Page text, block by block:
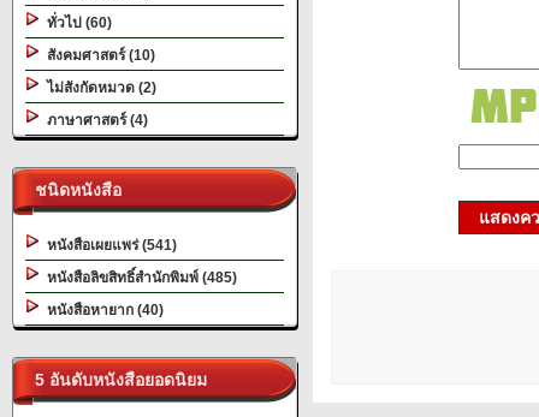
ทั่วไป (60)
สังคมศาสตร์ (10)
ไม่สังกัดหมวด (2)
ภาษาศาสตร์ (4)
ชนิดหนังสือ
หนังสือเผยแพร่ (541)
หนังสือลิขสิทธิ์สำนักพิมพ์ (485)
หนังสือหายาก (40)
5 อันดับหนังสือยอดนิยม
แสดงค